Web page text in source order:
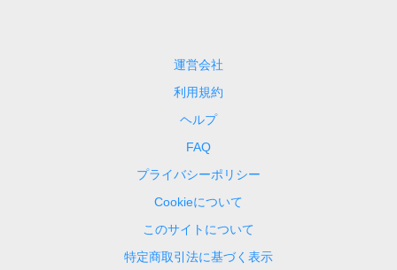
運営会社
利用規約
ヘルプ
FAQ
プライバシーポリシー
Cookieについて
このサイトについて
特定商取引法に基づく表示